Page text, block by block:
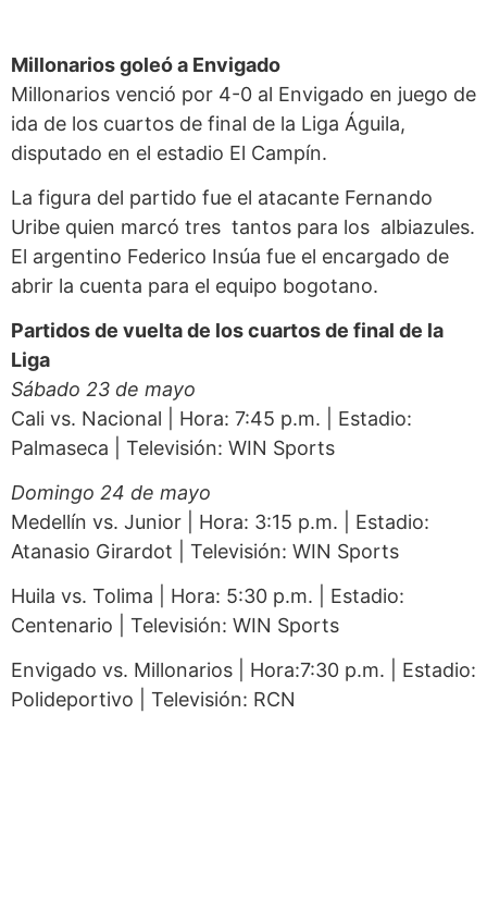
Millonarios goleó a Envigado
Millonarios venció por 4-0 al Envigado en juego de
ida de los cuartos de final de la Liga Águila,
disputado en el estadio El Campín.
La figura del partido fue el atacante Fernando
Uribe quien marcó tres tantos para los albiazules.
El argentino Federico Insúa fue el encargado de
abrir la cuenta para el equipo bogotano.
Partidos de vuelta de los cuartos de final de la
Liga
Sábado 23 de mayo
Cali vs. Nacional | Hora: 7:45 p.m. | Estadio:
Palmaseca | Televisión: WIN Sports
Domingo 24 de mayo
Medellín vs. Junior | Hora: 3:15 p.m. | Estadio:
Atanasio Girardot | Televisión: WIN Sports
Huila vs. Tolima | Hora: 5:30 p.m. | Estadio:
Centenario | Televisión: WIN Sports
Envigado vs. Millonarios | Hora:7:30 p.m. | Estadio:
Polideportivo | Televisión: RCN